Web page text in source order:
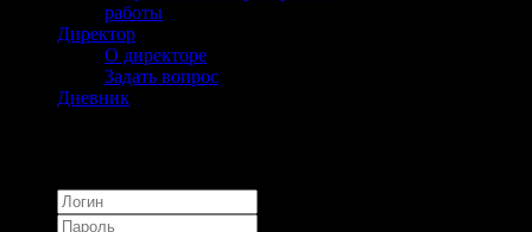
работы
Директор
О директоре
Задать вопрос
Дневник